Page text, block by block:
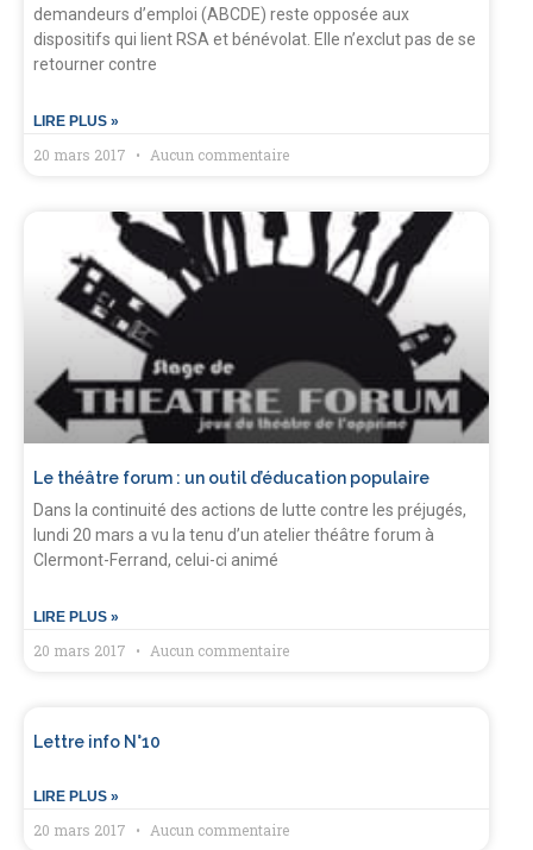
demandeurs d’emploi (ABCDE) reste opposée aux
dispositifs qui lient RSA et bénévolat. Elle n’exclut pas de se
retourner contre
LIRE PLUS »
20 mars 2017 Aucun commentaire
Le théâtre forum : un outil d’éducation populaire
Dans la continuité des actions de lutte contre les préjugés,
lundi 20 mars a vu la tenu d’un atelier théâtre forum à
Clermont-Ferrand, celui-ci animé
LIRE PLUS »
20 mars 2017 Aucun commentaire
Lettre info N°10
LIRE PLUS »
20 mars 2017 Aucun commentaire